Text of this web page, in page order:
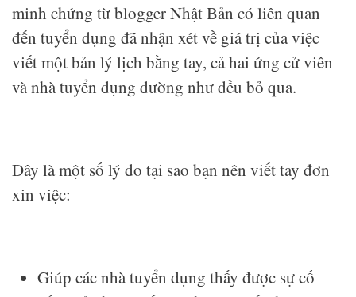
minh chứng từ blogger Nhật Bản có liên quan
đến tuyển dụng đã nhận xét về giá trị của việc
viết một bản lý lịch bằng tay, cả hai ứng cử viên
và nhà tuyển dụng dường như đều bỏ qua.
Đây là một số lý do tại sao bạn nên viết tay đơn
xin việc:
Giúp các nhà tuyển dụng thấy được sự cố